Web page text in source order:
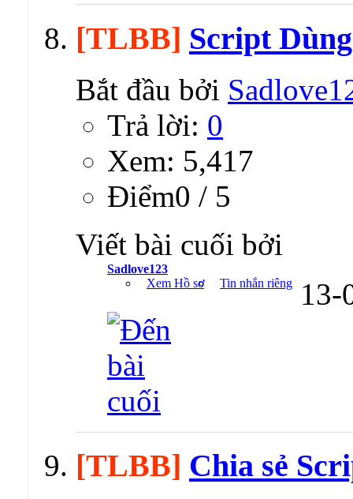
[TLBB] Script
Bắt đầu bởi
Trả lời: 0
Xem: 5,417
Ðiểm0 / 5
Viết bài cuối bởi
Sadlove123
Xem Hồ sơ
Tin nhắn riêng
[TLBB] Chia sẻ